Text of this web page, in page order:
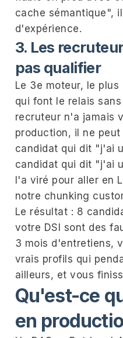
cache sémantique",
d'expérience.
3. Les
pas qualifier
Le 3e moteur, le
qui font le relais
recruteur n'a jamais
production, il ne
candidat qui dit "j'ai
candidat qui dit "j'ai
l'a viré pour aller en
notre chunking
Le résultat : 8
votre DSI sont des
3 mois d'entretiens,
vrais profils qui
ailleurs, et vous
Qu'est-ce
en